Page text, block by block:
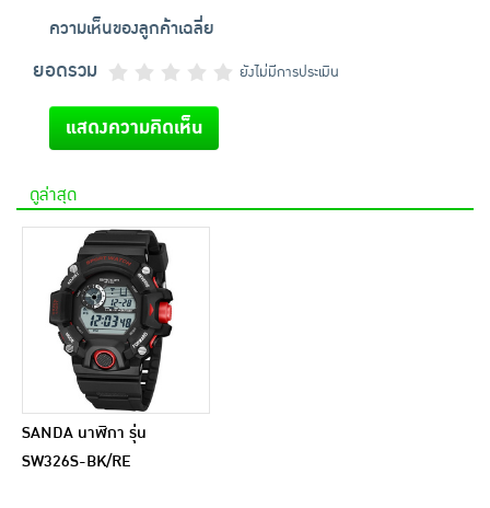
ความเห็นของลูกค้าเฉลี่ย
ยอดรวม ยังไม่มีการประเมิน
แสดงความคิดเห็น
ดูล่าสุด
SANDA นาฬิกา รุ่น
SW326S-BK/RE